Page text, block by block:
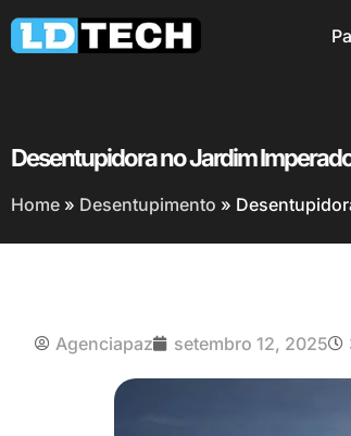
Desentupidora no Jardim
Home » Desentupimento »
Agenciapaz setembro 12, 2025